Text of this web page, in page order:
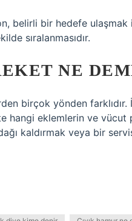
belirli bir hedefe
sıralanmasıdır.
NE
birçok yönden
hangi eklemlerin ve vücut
kaldırmak veya bir